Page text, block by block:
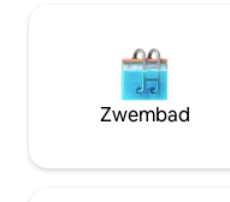
Zwembad